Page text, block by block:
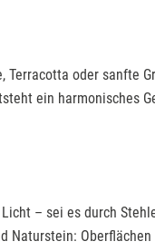
oder sanfte
ein harmonisches
– sei es durch
Naturstein: